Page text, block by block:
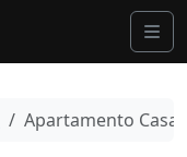
Apartamento